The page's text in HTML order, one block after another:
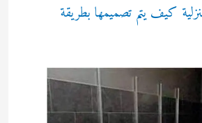
كيف يتم تصميمها بطريقة